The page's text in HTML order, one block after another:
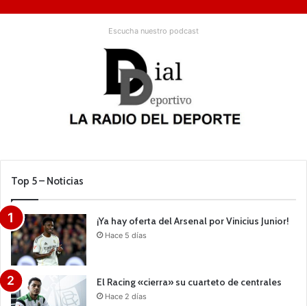
Escucha nuestro podcast
Top 5 – Noticias
¡Ya hay oferta del Arsenal por Vinicius Junior!
Hace 5 días
El Racing «cierra» su cuarteto de centrales
Hace 2 días